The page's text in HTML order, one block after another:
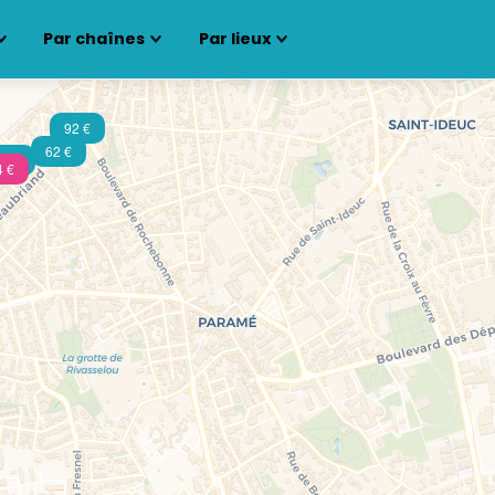
Par chaînes Par lieux
€
62 €
92 €
€